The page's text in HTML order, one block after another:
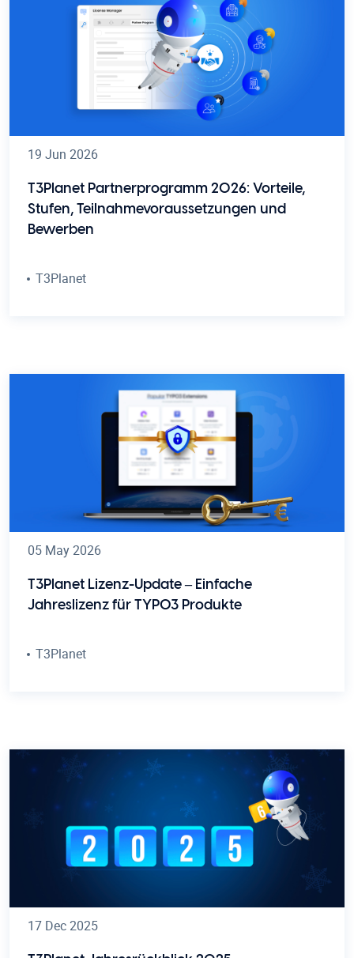
19 Jun 2026
T3Planet Partnerprogramm 2026: Vorteile,
Stufen, Teilnahmevoraussetzungen und
Bewerben
T3Planet
05 May 2026
T3Planet Lizenz-Update – Einfache
Jahreslizenz für TYPO3 Produkte
T3Planet
17 Dec 2025